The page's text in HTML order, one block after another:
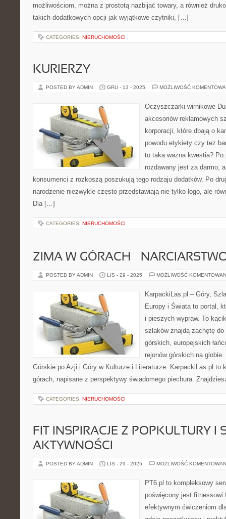
możliwościom, można z prostotą nazbijać towary, a również
takich dodatkowych opcji jak wyjątkowe czytniki, […]
CATEGORIES: NIERUCHOMOŚCI
KURIERZY
POSTED BY ADMIN GRU - 13 - 2025 MOŻLIWOŚĆ
Oczyszczarki wirnikowe
akcesoriów reklamowych
korporacji, które dbają o
powodu etykiety czy też
to taka ważna kwestia?
rozdawany jest za darmo,
konsumenci z rozkoszą poszukują tego rodzaju dodatków. Po
narodzenie niezwykle często przedstawiają nie tylko logo, ale
Dla […]
CATEGORIES: NIERUCHOMOŚCI
ZIMA W GÓRACH –
POSTED BY ADMIN LIS - 29 - 2025 MOŻLIWOŚĆ
KarpackiLas.pl – Góry,
Europy i Świata to portal,
i pieszych wypraw. To
szlaków znajdą zachętę
górskich, europejskich
rejonów górskich na
Górskie po Azji i Góry w Kulturze i Literaturze. KarpackiLas.pl to
górach, napisane z perspektywy świadomego piechura.
CATEGORIES: NIERUCHOMOŚCI
FIT INSPIRACJE Z POPKULTURY I
AKTYWNOŚCI
POSTED BY ADMIN LIS - 29 - 2025 MOŻLIWOŚĆ
PT6.pl to kompleksowy
poświęcony jest fitnessowi
efektywnym ćwiczeniom